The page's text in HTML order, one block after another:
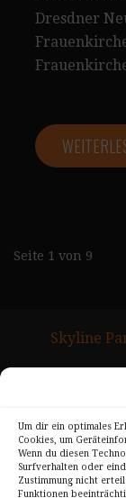
Um dir ein optimales
Cookies, um
Wenn du diesen
Surfverhalten oder
Zustimmung nicht
Funktionen
Dresdner
Seite
Seite 1 von 9
Skyline
Kontakt
Alle